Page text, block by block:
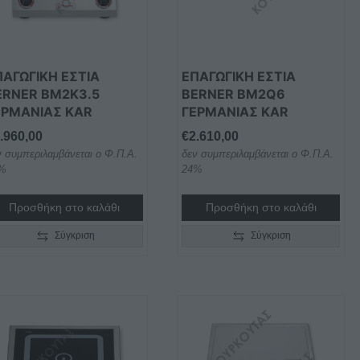
ΕΣΤΊΑ
BM2K3.5
KAR
συμπεριλαμβάνεται ο Φ.Π.Α.
Προσθήκη στο καλάθι
Σύγκριση
ΕΠΑΓΩΓΙΚΉ ΕΣΤΊΑ
BERNER BM2Q6
ΓΕΡΜΑΝΊΑΣ KAR
€2.610,00
δεν συμπεριλαμβάνεται ο Φ.Π.Α.
24%
Προσθήκη στο καλάθι
Σύγκριση